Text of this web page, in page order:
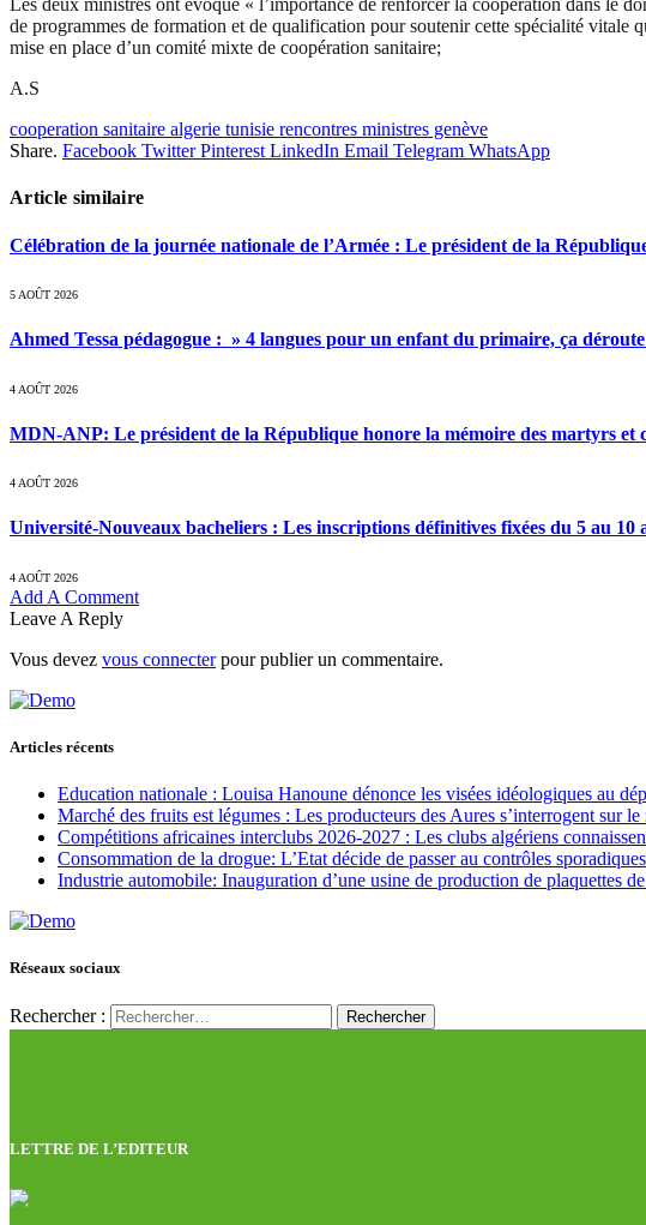
Les deux ministres ont évoqué « l’importance de renforcer la coopération dans le
de programmes de formation et de qualification pour soutenir cette spécialité vitale
mise en place d’un comité mixte de coopération sanitaire;
A.S
cooperation sanitaire algerie tunisie rencontres ministres genève
Share. Facebook Twitter Pinterest LinkedIn Email Telegram WhatsApp
Article similaire
Célébration de la journée nationale de l’Armée : Le président de la
5 AOÛT 2026
Ahmed Tessa pédagogue : » 4 langues pour un enfant du primaire, ça
4 AOÛT 2026
MDN-ANP: Le président de la République honore la mémoire des martyrs et
4 AOÛT 2026
Université-Nouveaux bacheliers : Les inscriptions définitives fixées du 5 au 10
4 AOÛT 2026
Add A Comment
Leave A Reply
Vous devez vous connecterpour publier un commentaire.
Articles récents
Education nationale : Louisa Hanoune dénonce les visées idéologiques au
Marché des fruits est légumes : Les producteurs des Aures s’interrogent sur
Compétitions africaines interclubs 2026-2027 : Les clubs algériens
Consommation de la drogue: L’Etat décide de passer au contrôles
Industrie automobile: Inauguration d’une usine de production de plaquettes
Réseaux sociaux
Rechercher :
LETTRE DE L’EDITEUR